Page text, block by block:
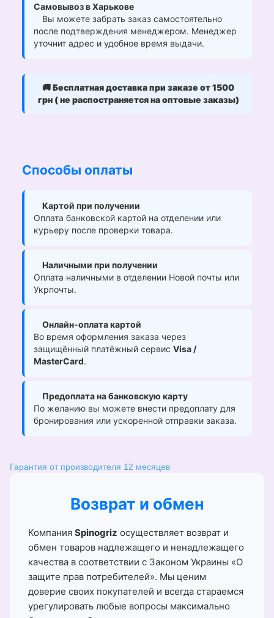
Самовывоз в Харькове
Вы можете забрать заказ самостоятельно
после подтверждения менеджером. Менеджер
уточнит адрес и удобное время выдачи.
🚚Бесплатная доставка при заказе от 1500
грн ( не распостраняется на оптовые заказы)
Способы оплаты
Картой при получении
Оплата банковской картой на отделении или
курьеру после проверки товара.
Наличными при получении
Оплата наличными в отделении Новой почты или
Укрпочты.
Онлайн-оплата картой
Во время оформления заказа через
защищённый платёжный сервис Visa /
MasterCard.
Предоплата на банковскую карту
По желанию вы можете внести предоплату для
бронирования или ускоренной отправки заказа.
Гарантия от производителя 12 месяцев
Возврат и обмен
Компания Spinogriz осуществляет возврат и
обмен товаров надлежащего и ненадлежащего
качества в соответствии с Законом Украины «О
защите прав потребителей». Мы ценим
доверие своих покупателей и всегда стараемся
урегулировать любые вопросы максимально